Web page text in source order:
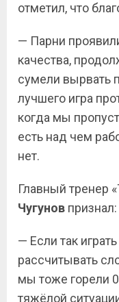
отметил, что
— Парни
качества,
сумели вырвать
лучшего игра
когда мы
есть над чем
нет.
Главный тренер
Чугунов признал:
— Если так
рассчитывать
мы тоже горели
тяжёлой